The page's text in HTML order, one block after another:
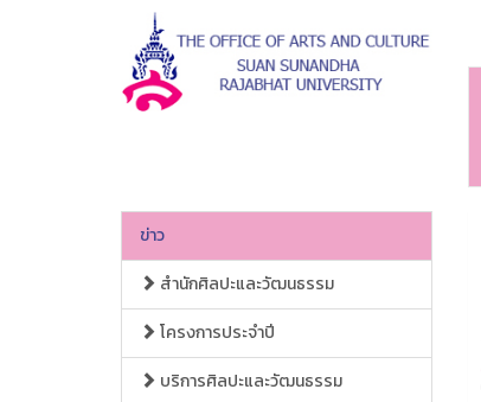
ข่าว
สำนักศิลปะและวัฒนธรรม
โครงการประจำปี
บริการศิลปะและวัฒนธรรม